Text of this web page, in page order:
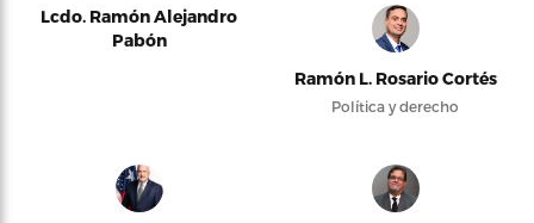
Lcdo. Ramón Alejandro
Pabón
Ramón L. Rosario Cortés
Política y derecho